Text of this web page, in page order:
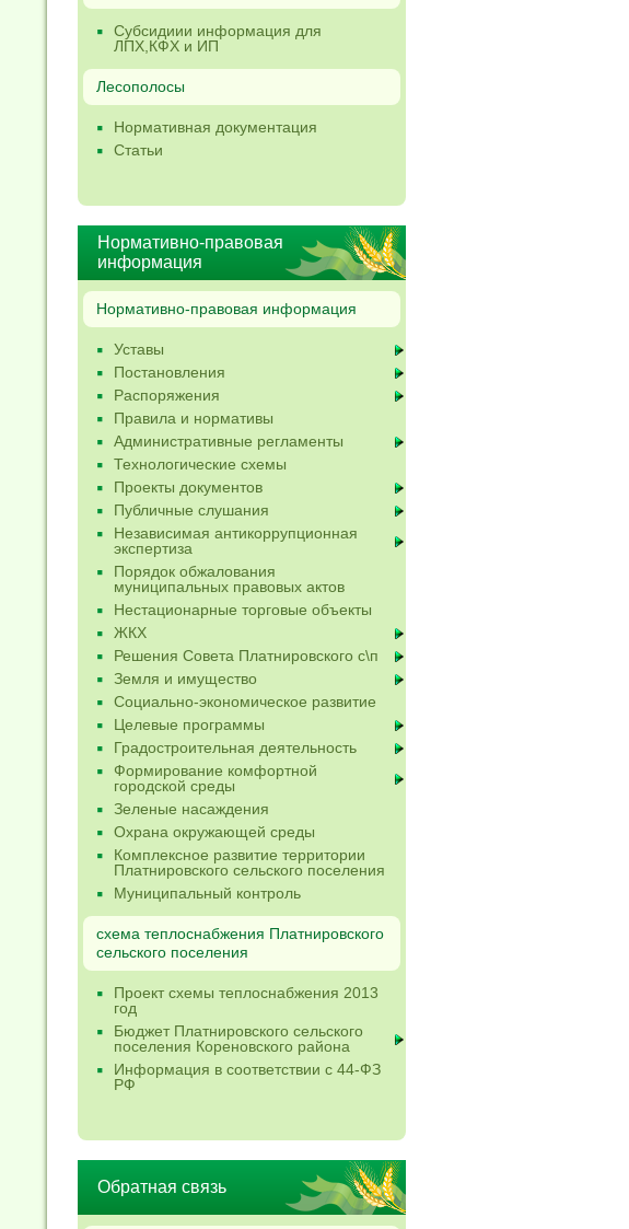
Субсидиии информация для
ЛПХ,КФХ и ИП
Лесополосы
Нормативная документация
Статьи
Нормативно-правовая
информация
Нормативно-правовая информация
Уставы
Постановления
Распоряжения
Правила и нормативы
Административные регламенты
Технологические схемы
Проекты документов
Публичные слушания
Независимая антикоррупционная
экспертиза
Порядок обжалования
муниципальных правовых актов
Нестационарные торговые объекты
ЖКХ
Решения Совета Платнировского с\п
Земля и имущество
Социально-экономическое развитие
Целевые программы
Градостроительная деятельность
Формирование комфортной
городской среды
Зеленые насаждения
Охрана окружающей среды
Комплексное развитие территории
Платнировского сельского поселения
Муниципальный контроль
схема теплоснабжения Платнировского
сельского поселения
Проект схемы теплоснабжения 2013
год
Бюджет Платнировского сельского
поселения Кореновского района
Информация в соответствии с 44-ФЗ
РФ
Обратная связь